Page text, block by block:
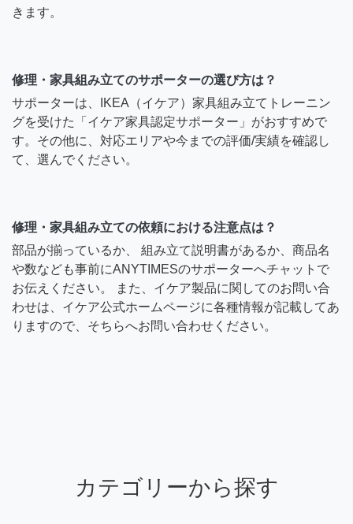
きます。
修理・家具組み立てのサポーターの選び方は？
サポーターは、IKEA（イケア）家具組み立てトレーニン
グを受けた「イケア家具認定サポーター」がおすすめで
す。その他に、対応エリアや今までの評価/実績を確認し
て、選んでください。
修理・家具組み立ての依頼における注意点は？
部品が揃っているか、 組み立て説明書があるか、商品名
や数なども事前にANYTIMESのサポーターへチャットで
お伝えください。 また、イケア製品に関してのお問い合
わせは、イケア公式ホームページに各種情報が記載してあ
りますので、そちらへお問い合わせください。
カテゴリーから探す